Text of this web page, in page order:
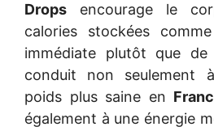
Drops encourage le
calories stockées
immédiate plutôt que de
conduit non seulement
poids plus saine en
également à une énergie